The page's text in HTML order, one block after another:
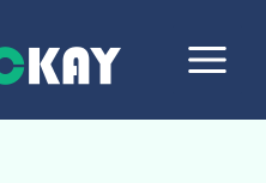
Menu